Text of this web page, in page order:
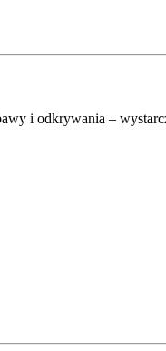
i odkrywania –